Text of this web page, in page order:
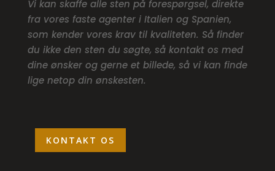
Vi kan skaffe alle sten på forespørgsel, direkte
fra vores faste agenter i Italien og Spanien,
som kender vores krav til kvaliteten. Så finder
du ikke den sten du søgte, så kontakt os med
dine ønsker og gerne et billede, så vi kan finde
lige netop din ønskesten.
KONTAKT OS